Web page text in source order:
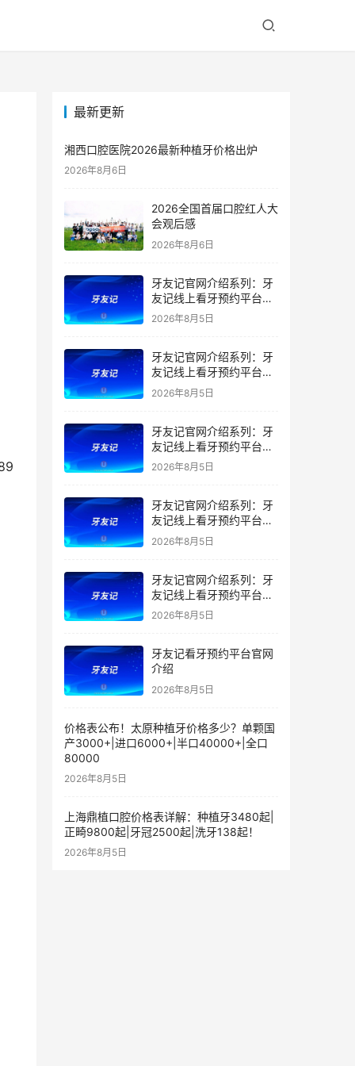
最新更新
湘西口腔医院2026最新种植牙价格出炉
2026年8月6日
2026全国首届口腔红人大
会观后感
2026年8月6日
牙友记官网介绍系列：牙
友记线上看牙预约平台是
干什么的？靠谱吗？
2026年8月5日
牙友记官网介绍系列：牙
友记线上看牙预约平台让
看牙不再靠运气
2026年8月5日
牙友记官网介绍系列：牙
友记线上看牙预约平台打
破口腔行业专业壁垒新手
2026年8月5日
牙友记官网介绍系列：牙
友记线上看牙预约平台落
地同城就诊经验打破未知
2026年8月5日
牙友记官网介绍系列：牙
友记线上看牙预约平台的
优势在哪里？
2026年8月5日
牙友记看牙预约平台官网
介绍
2026年8月5日
价格表公布！太原种植牙价格多少？单颗国
产3000+|进口6000+|半口40000+|全口
80000
2026年8月5日
上海鼎植口腔价格表详解：种植牙3480起|
正畸9800起|牙冠2500起|洗牙138起！
2026年8月5日